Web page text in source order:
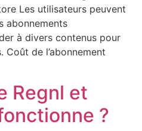
Les utilisateurs peuvent
abonnements
à divers contenus pour
de l’abonnement
Regnl et
?